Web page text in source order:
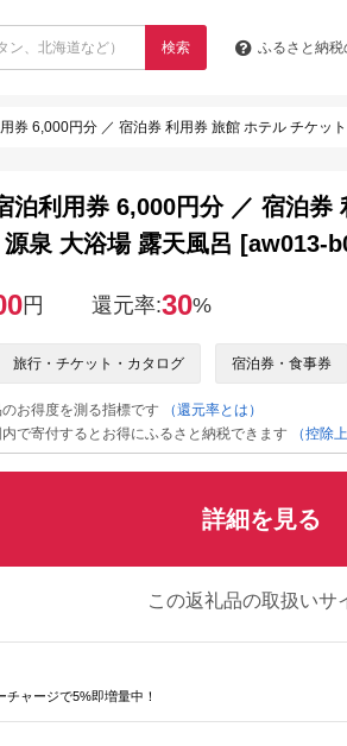
検索 ふるさと納税
券 6,000円分 ／ 宿泊券 利用券 旅館 ホテル チケッ
泊利用券 6,000円分 ／ 宿泊券
泉 大浴場 露天風呂 [aw013-
円 還元率:30%
旅行・チケット・カタログ 宿泊券・食事券
お得度を測る指標です
（還元率とは）
で寄付するとお得にふるさと納税できます
（控除
詳細を見る
この返礼品の取扱いサ
チャージで5%即増量中！